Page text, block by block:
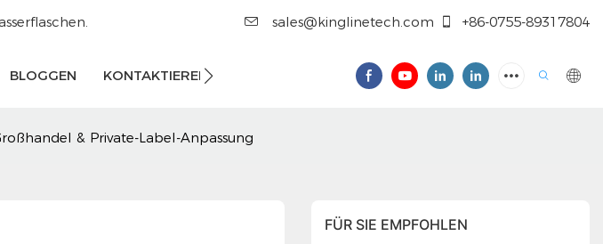
sales@kinglinetech.com +86-0755-89317804
BLOGGEN KONTAKTIEREN SIE UNS
& Private-Label-Anpassung
FÜR SIE EMPFOHLEN